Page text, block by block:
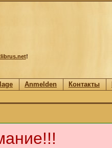
!
Anmelden Контакты